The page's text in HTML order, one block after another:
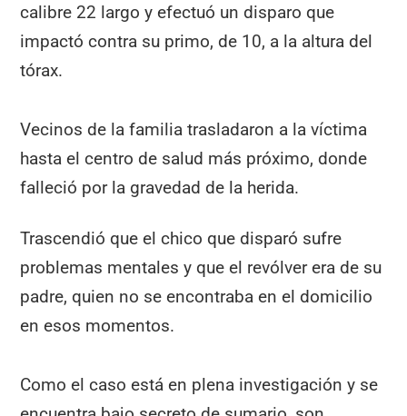
calibre 22 largo y efectuó un disparo que
impactó contra su primo, de 10, a la altura del
tórax.
Vecinos de la familia trasladaron a la víctima
hasta el centro de salud más próximo, donde
falleció por la gravedad de la herida.
Trascendió que el chico que disparó sufre
problemas mentales y que el revólver era de su
padre, quien no se encontraba en el domicilio
en esos momentos.
Como el caso está en plena investigación y se